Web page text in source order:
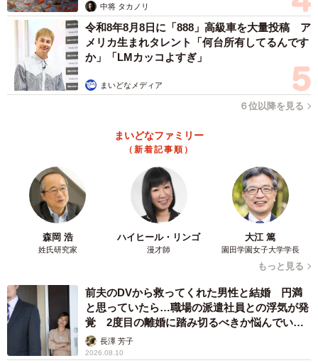
のは間違いないですからね。「次は普通の車でお迎えに行
ってあげたい」と思っています（笑）。
愛車・マツダ「サバンナ RX-7 FC3S」
投稿には「最高の孫孝行」「ずっと仲良くおでかけしてく
ださい」「おばあちゃんと一緒にお出かけすることだけで
も孝行」「おばあちゃんもRX-7も末永く幸福であって」な
中将 タカノリ
令和8年8月8日に「888」高級車を大量投稿 ア
メリカ生まれタレント「何台所有してるんです
か」「LMカッコよすぎ」
まいどなメディア
６位以降を見る
まいどなファミリー
（新着記事順）
森岡 浩
姓氏研究家
ハイヒール・リンゴ
漫才師
大江 篤
園田学園女子大学学長
もっと見る
前夫のDVから救ってくれた男性と結婚 円満
と思っていたら…職場の派遣社員との浮気が発
覚 2度目の離婚に踏み切るべきか悩んでいま
す【夫婦関係修復カウンセラーが解説】
長澤 芳子
2026.08.10